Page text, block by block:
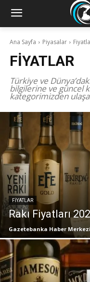
Ana Sayfa Piyasalar
FIYATLAR
Türkiye ve
bilgilerine ve güncel
kategorimizden
FIYATLAR
Rakı Fiyatları
Gazetebanka Haber Merkezi